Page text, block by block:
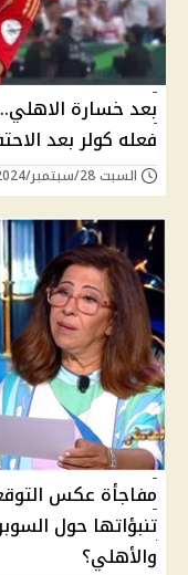
بعد خسارة
فعله كولر بعد
السبت 28/سبتمبر/2024 - 10:54 ص
مفاجأة عكس
تنبؤاتها حول
والأهلي؟